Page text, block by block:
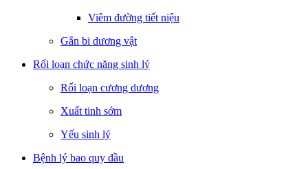
Viêm đường tiết niệu
Gắn bi dương vật
Rối loạn chức năng sinh lý
Rối loạn cương dương
Xuất tinh sớm
Yếu sinh lý
Bệnh lý bao quy đầu